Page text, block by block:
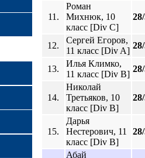
11.
Роман
Михнюк, 10
класс [Div C]
12.
Сергей Егоров,
11 класс [Div A]
13.
Илья Климко,
11 класс [Div B]
14.
Николай
Третьяков, 10
класс [Div B]
15.
Дарья
Нестерович, 11
класс [Div B]
Абай